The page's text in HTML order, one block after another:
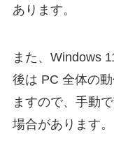
あります。
また、Windows
後は PC 全体の
ますので、手動
場合があります。